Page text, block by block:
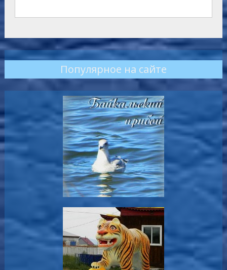
Популярное на сайте